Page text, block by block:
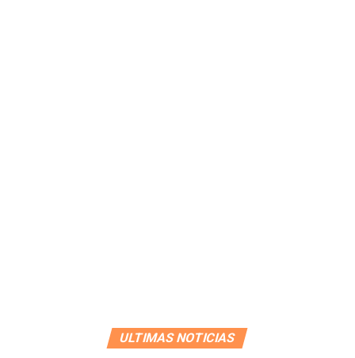
ULTIMAS NOTICIAS